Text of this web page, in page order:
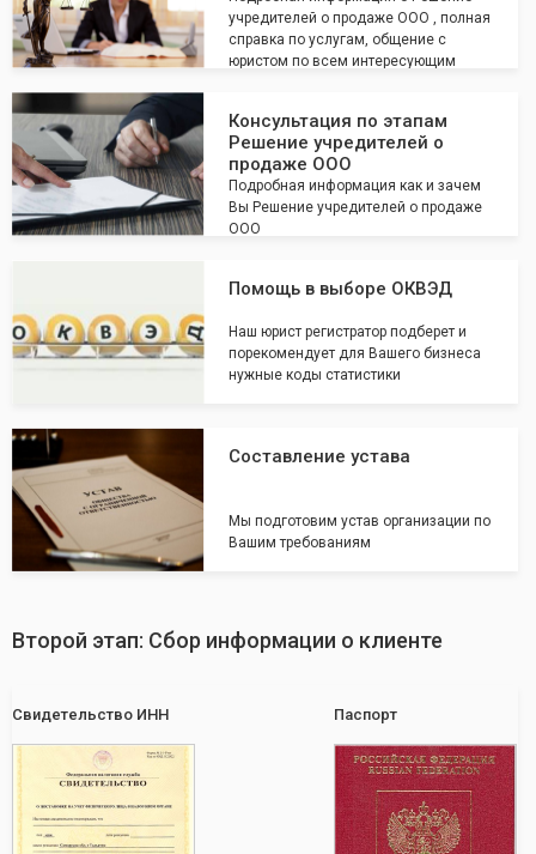
учредителей о продаже ООО , полная
справка по услугам, общение с
юристом по всем интересующим
Консультация по этапам
Решение учредителей о
продаже ООО
Подробная информация как и зачем
Вы Решение учредителей о продаже
ООО
Помощь в выборе ОКВЭД
Наш юрист регистратор подберет и
порекомендует для Вашего бизнеса
нужные коды статистики
Составление устава
Мы подготовим устав организации по
Вашим требованиям
Второй этап: Сбор информации о клиенте
Свидетельство ИНН Паспорт